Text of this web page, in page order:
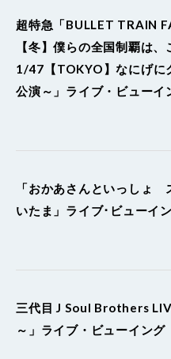
超特急「BULLET TRAIN
【冬】僕らの全国制覇は、
1/47【TOKYO】なにげに
公演～」ライブ・ビューイ
「おかあさんといっしょ
いたま」ライブ･ビューイ
三代目 J Soul Brothers
～」ライブ・ビューイング